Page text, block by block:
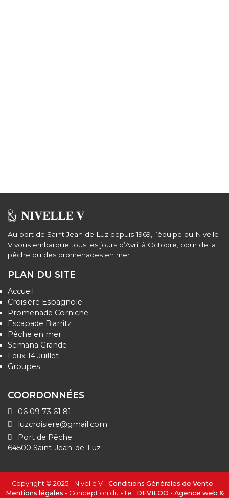
Au port de Saint Jean de Luz depuis 1969, l’équipe du Nivelle
V vous embarque tous les jours d’Avril à Octobre, pour de la
pêche ou des promenades en mer.
PLAN DU SITE
Accueil
Croisière Espagnole
Promenade Corniche
Escapade Biarritz
Pêche en mer
Semana Grande
Feux 14 Juillet
Groupes
COORDONNÉES
06 09 73 61 81
luzcroisiere@gmail.com
Port de Pêche
64500 Saint-Jean-de-Luz
Copyright © 2025 - Nivelle V - Conditions Générales de Vente -
Mentions légales - Conception du site : DEVILOO - Agence web &